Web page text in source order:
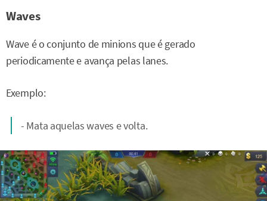
Waves
Wave é o conjunto de minions que é gerado
periodicamente e avança pelas lanes.
Exemplo:
- Mata aquelas waves e volta.